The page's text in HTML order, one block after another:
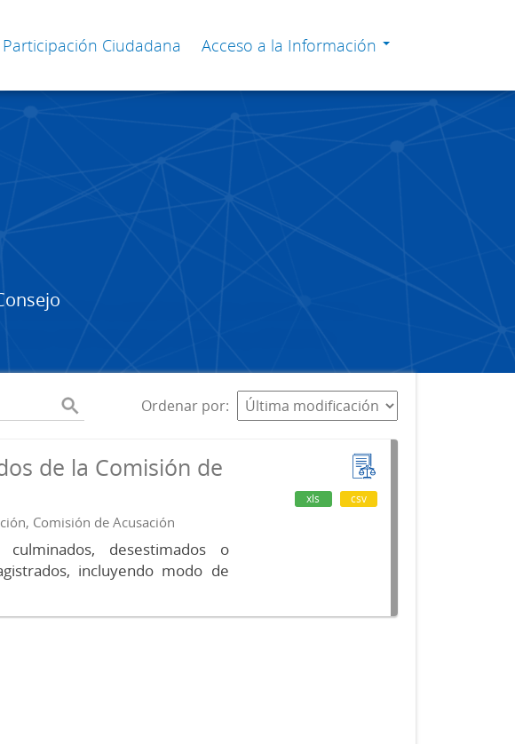
Participación Ciudadana Acceso a la Información
Ordenar por
de la Comisión de
Comisión de Acusación
desestimados o
incluyendo modo de
xls csv